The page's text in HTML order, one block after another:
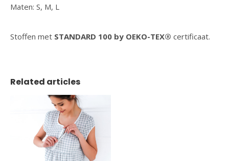
Maten: S, M, L
Stoffen met STANDARD 100 by OEKO-TEX® certificaat.
Related articles